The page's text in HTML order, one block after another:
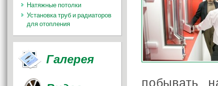
побывать
Натяжные потолки
Установка труб и радиаторов
для отопления
Галерея